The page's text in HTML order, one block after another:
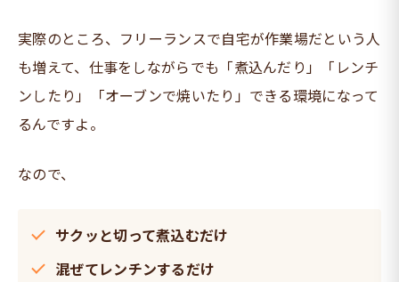
実際のところ、フリーランスで自宅が作業場だという人
も増えて、仕事をしながらでも「煮込んだり」「レンチ
ンしたり」「オーブンで焼いたり」できる環境になって
るんですよ。
なので、
サクッと切って煮込むだけ
混ぜてレンチンするだけ